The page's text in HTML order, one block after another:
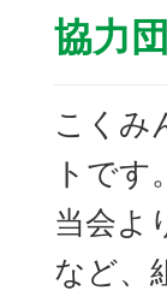
協力
こくみ
トです。
当会よ
など、